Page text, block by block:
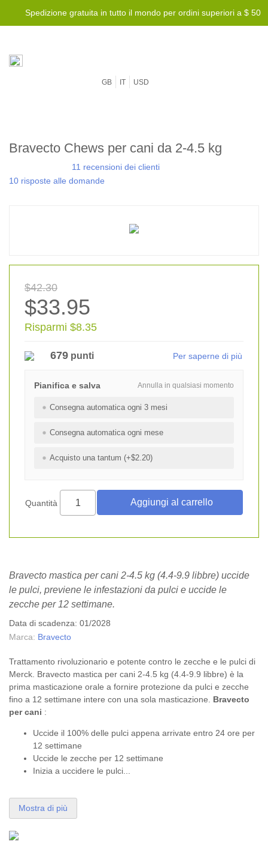
Spedizione gratuita in tutto il mondo per ordini superiori a $ 50
GB IT USD
Bravecto Chews per cani da 2-4.5 kg
11 recensioni dei clienti
10 risposte alle domande
$42.30
$33.95
Risparmi $8.35
679 punti Per saperne di più
Annulla in qualsiasi momento
Pianifica e salva
Consegna automatica ogni 3 mesi
Consegna automatica ogni mese
Acquisto una tantum (+$2.20)
Quantità
Bravecto mastica per cani 2-4.5 kg (4.4-9.9 libbre) uccide
le pulci, previene le infestazioni da pulci e uccide le
zecche per 12 settimane.
Data di scadenza: 01/2028
Marca: Bravecto
Trattamento rivoluzionario e potente contro le zecche e le pulci di
Merck. Bravecto mastica per cani 2-4.5 kg (4.4-9.9 libbre) è la
prima masticazione orale a fornire protezione da pulci e zecche
fino a 12 settimane intere con una sola masticazione. Bravecto
per cani :
Uccide il 100% delle pulci appena arrivate entro 24 ore per
12 settimane
Uccide le zecche per 12 settimane
Inizia a uccidere le pulci...
Mostra di più